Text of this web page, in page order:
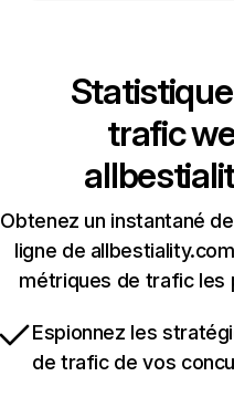
trafic
Obtenez un instantané
ligne de
métriques de trafic les
Espionnez les
de trafic de vos